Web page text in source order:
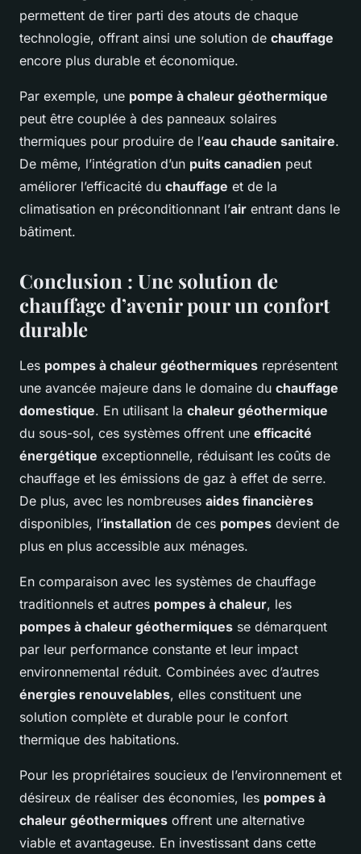
permettent de tirer parti des atouts de chaque
technologie, offrant ainsi une solution de chauffage
encore plus durable et économique.
Par exemple, une pompe à chaleur géothermique
peut être couplée à des panneaux solaires
thermiques pour produire de l’eau chaude sanitaire.
De même, l’intégration d’un puits canadien peut
améliorer l’efficacité du chauffage et de la
climatisation en préconditionnant l’air entrant dans le
bâtiment.
Conclusion : Une solution de
chauffage d’avenir pour un confort
durable
Les pompes à chaleur géothermiques représentent
une avancée majeure dans le domaine du chauffage
domestique. En utilisant la chaleur géothermique
du sous-sol, ces systèmes offrent une efficacité
énergétique exceptionnelle, réduisant les coûts de
chauffage et les émissions de gaz à effet de serre.
De plus, avec les nombreuses aides financières
disponibles, l’installation de ces pompes devient de
plus en plus accessible aux ménages.
En comparaison avec les systèmes de chauffage
traditionnels et autres pompes à chaleur, les
pompes à chaleur géothermiques se démarquent
par leur performance constante et leur impact
environnemental réduit. Combinées avec d’autres
énergies renouvelables, elles constituent une
solution complète et durable pour le confort
thermique des habitations.
Pour les propriétaires soucieux de l’environnement et
désireux de réaliser des économies, les pompes à
chaleur géothermiques offrent une alternative
viable et avantageuse. En investissant dans cette